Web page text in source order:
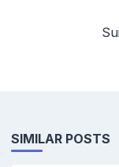
SIMILAR POSTS